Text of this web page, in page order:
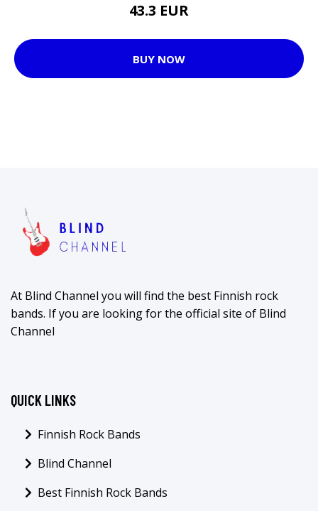
43.3 EUR
BUY NOW
At Blind Channel you will find the best Finnish rock
bands. If you are looking for the official site of Blind
Channel
QUICK LINKS
Finnish Rock Bands
Blind Channel
Best Finnish Rock Bands